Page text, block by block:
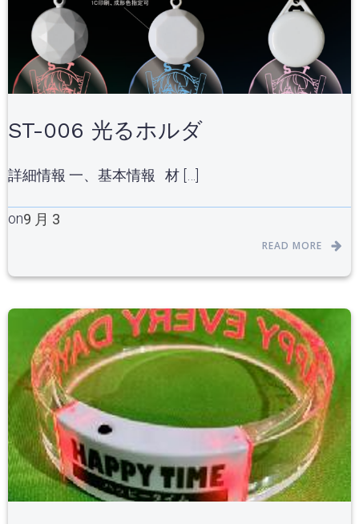
ST-006 光るホルダ
詳細情報 一、基本情報 材 […]
on9 月 3
READ MORE